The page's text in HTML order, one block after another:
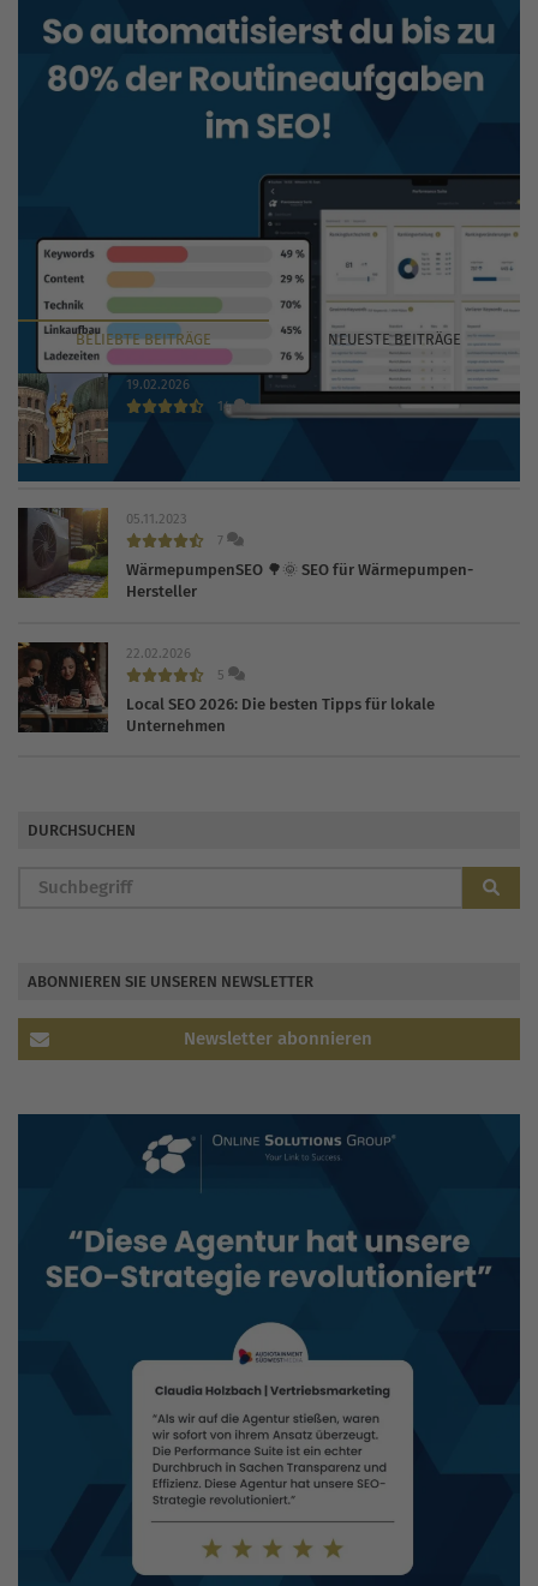
BELIEBTEBEITRÄGE NEUESTEBEITRÄGE
19.02.2026
14
05.11.2023
7
WärmepumpenSEO 🌳🌞 SEO für Wärmepumpen-
Hersteller
22.02.2026
5
Local SEO 2026: Die besten Tipps für lokale
Unternehmen
DURCHSUCHEN
ABONNIEREN SIE UNSEREN NEWSLETTER
Newsletter abonnieren